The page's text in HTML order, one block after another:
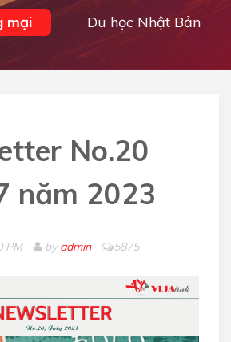
mại
Du học Nhật Bản
No.20
năm 2023
PM byadmin 5875